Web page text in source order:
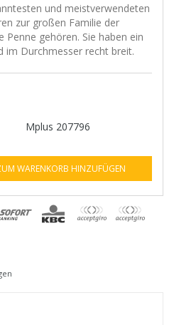
und meistverwendeten
zur großen Familie der
Penne gehören. Sie haben ein
im Durchmesser recht breit.
Mplus 207796
WARENKORB HINZUFÜGEN